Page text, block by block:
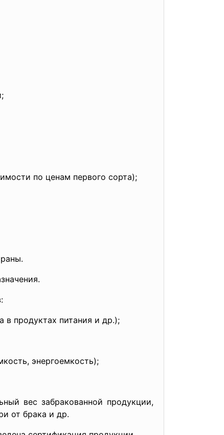
по ценам первого сорта);
в продуктах питания и др.);
энергоемкость);
вес забракованной продукции,
от брака и др.